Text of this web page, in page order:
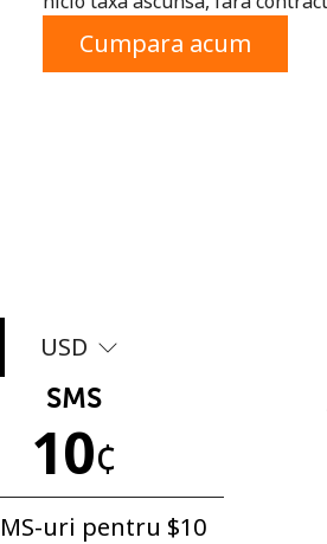
mica
Cumpara acum
USD
SMS
10¢
uri pentru ⁦$10⁩